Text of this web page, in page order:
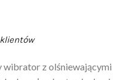
wibrator z olśniewającymi